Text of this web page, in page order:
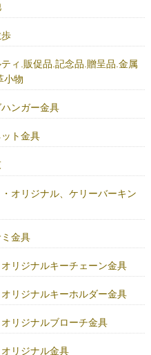
ティ.販促品.記念品.贈呈品.金属
小物
ンガー金具
ト金具
オリジナル、ケリーバーキン
金具
リジナルキーチェーン金具
リジナルキーホルダー金具
リジナルブローチ金具
リジナル金具